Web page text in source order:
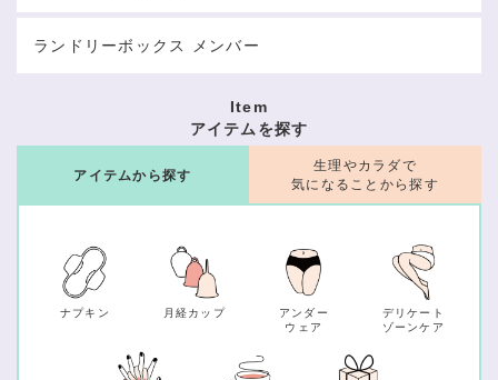
ランドリーボックス メンバー
Item
アイテムを探す
アイテムから探す
ナプキン 月経カップ
アンダー
ウェア
デリケート
ゾーンケア
生理やカラダで
気になることから探す